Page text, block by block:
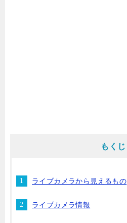
もくじ
ライブカメラから見えるもの
ライブカメラ情報